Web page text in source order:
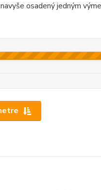
osadený jedným